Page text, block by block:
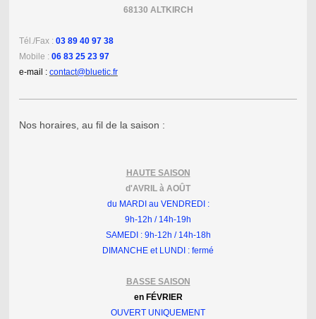
68130 ALTKIRCH
Tél./Fax : 03 89 40 97 38
Mobile : 06 83 25 23 97
e-mail : contact@bluetic.fr
Nos horaires, au fil de la saison :
HAUTE SAISON
d'AVRIL à AOÛT
du MARDI au VENDREDI :
9h-12h / 14h-19h
SAMEDI : 9h-12h / 14h-18h
DIMANCHE et LUNDI : fermé
BASSE SAISON
en FÉVRIER
OUVERT UNIQUEMENT